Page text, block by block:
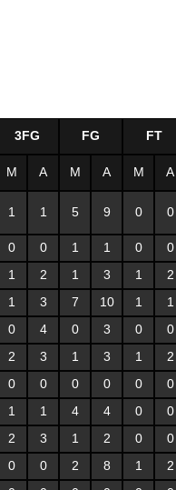
3FG FG FT
M A M A M A
1 1 5 9 0 0
0 0 1 1 0
0
1 2 1 3 1
2
1 3 7 10 1
1
0 4 0 3 0
0
2 3 1 3 1
2
0 0 0 0 0
0
1 1 4 4 0
0
2 3 1 2 0
0
0 0 2 8 1
2